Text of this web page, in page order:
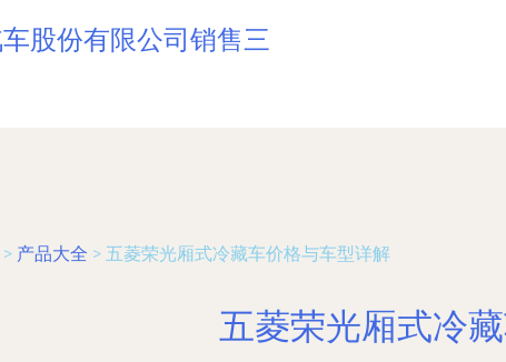
股份有限公司销售三
> 产品大全 > 五菱荣光厢式冷藏车价格与车型详解
五菱荣光厢式冷